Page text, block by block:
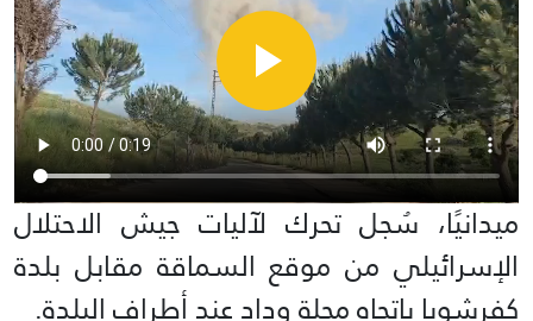
ميدانيًا، سُجل تحرك لآليات جيش الاحتلال
الإسرائيلي من موقع السماقة مقابل بلدة
كفرشوبا باتجاه محلة وداد عند أطراف البلدة.